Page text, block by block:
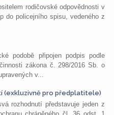
rodičovské odpovědnosti v
do policejního spisu, vedeného z
podobě připojen podpis podle
zákona č. 298/2016 Sb. o
v...
(exkluzivně pro předplatitele)
rozhodnutí představuje jeden z